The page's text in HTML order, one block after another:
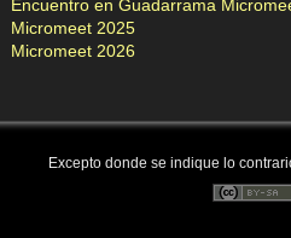
Encuentro en Guadarrama
Micromeet 2025
Micromeet 2026
Excepto donde se indique lo